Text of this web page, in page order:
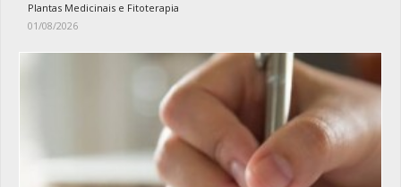
Plantas Medicinais e Fitoterapia
01/08/2026